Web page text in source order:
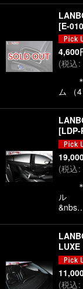
[E-010
4,600
(税込:
＊
ム （
[LDP-
(税込:
＊
LUXE
(税込: